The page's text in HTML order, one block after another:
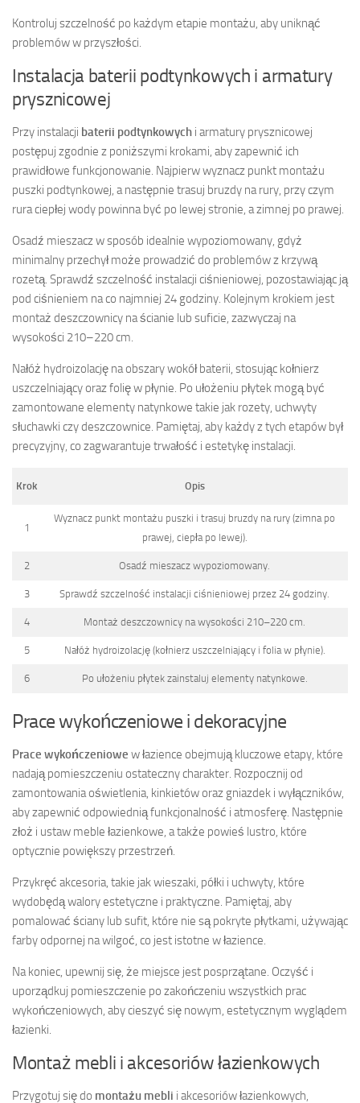
Kontroluj szczelność po każdym etapie montażu, aby uniknąć
problemów w przyszłości.
Instalacja baterii podtynkowych i armatury
prysznicowej
Przy instalacji baterii podtynkowych i armatury prysznicowej
postępuj zgodnie z poniższymi krokami, aby zapewnić ich
prawidłowe funkcjonowanie. Najpierw wyznacz punkt montażu
puszki podtynkowej, a następnie trasuj bruzdy na rury, przy czym
rura ciepłej wody powinna być po lewej stronie, a zimnej po prawej.
Osadź mieszacz w sposób idealnie wypoziomowany, gdyż
minimalny przechył może prowadzić do problemów z krzywą
rozetą. Sprawdź szczelność instalacji ciśnieniowej, pozostawiając ją
pod ciśnieniem na co najmniej 24 godziny. Kolejnym krokiem jest
montaż deszczownicy na ścianie lub suficie, zazwyczaj na
wysokości 210–220 cm.
Nałóż hydroizolację na obszary wokół baterii, stosując kołnierz
uszczelniający oraz folię w płynie. Po ułożeniu płytek mogą być
zamontowane elementy natynkowe takie jak rozety, uchwyty
słuchawki czy deszczownice. Pamiętaj, aby każdy z tych etapów był
precyzyjny, co zagwarantuje trwałość i estetykę instalacji.
Krok Opis
1
Wyznacz punkt montażu puszki i trasuj bruzdy na rury (zimna po
prawej, ciepła po lewej).
2 Osadź mieszacz wypoziomowany.
3 Sprawdź szczelność instalacji ciśnieniowej przez 24 godziny.
4 Montaż deszczownicy na wysokości 210–220 cm.
5 Nałóż hydroizolację (kołnierz uszczelniający i folia w płynie).
6 Po ułożeniu płytek zainstaluj elementy natynkowe.
Prace wykończeniowe i dekoracyjne
Prace wykończeniowe w łazience obejmują kluczowe etapy, które
nadają pomieszczeniu ostateczny charakter. Rozpocznij od
zamontowania oświetlenia, kinkietów oraz gniazdek i wyłączników,
aby zapewnić odpowiednią funkcjonalność i atmosferę. Następnie
złoż i ustaw meble łazienkowe, a także powieś lustro, które
optycznie powiększy przestrzeń.
Przykręć akcesoria, takie jak wieszaki, półki i uchwyty, które
wydobędą walory estetyczne i praktyczne. Pamiętaj, aby
pomalować ściany lub sufit, które nie są pokryte płytkami, używając
farby odpornej na wilgoć, co jest istotne w łazience.
Na koniec, upewnij się, że miejsce jest posprzątane. Oczyść i
uporządkuj pomieszczenie po zakończeniu wszystkich prac
wykończeniowych, aby cieszyć się nowym, estetycznym wyglądem
łazienki.
Montaż mebli i akcesoriów łazienkowych
Przygotuj się do montażu mebli i akcesoriów łazienkowych,